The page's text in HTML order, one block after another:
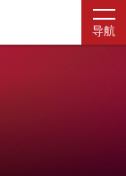
导航